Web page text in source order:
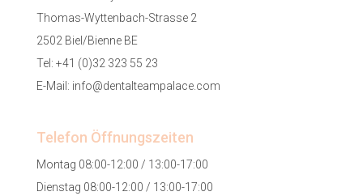
Thomas-Wyttenbach-Strasse 2
2502 Biel/Bienne BE
Tel: +41 (0)32 323 55 23
E-Mail: info@dentalteampalace.com
Telefon Öffnungszeiten
Montag 08:00-12:00 / 13:00-17:00
Dienstag 08:00-12:00 / 13:00-17:00